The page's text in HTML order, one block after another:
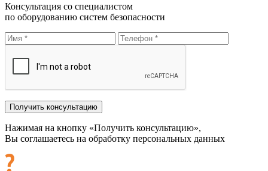
Консультация со специалистом
по оборудованию систем безопасности
Нажимая на кнопку «Получить консультацию»,
Вы соглашаетесь на обработку персональных данных